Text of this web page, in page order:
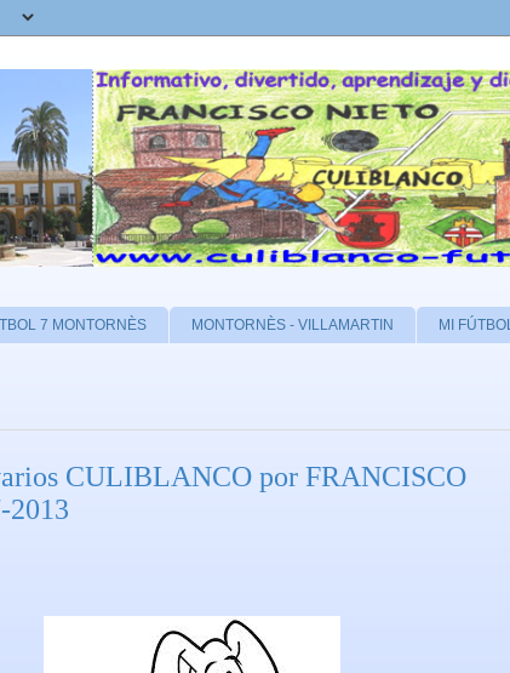
7 MONTORNÈS MONTORNÈS - VILLAMARTIN MI FÚTBOL
CULIBLANCO por FRANCISCO
2013